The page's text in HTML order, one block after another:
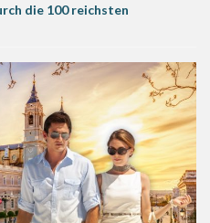
die 100 reichsten